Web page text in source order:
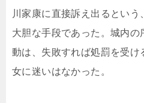
川家康に直接訴え出るとい
大胆な手段であった。城内
動は、失敗すれば処罰を受け
女に迷いはなかった。